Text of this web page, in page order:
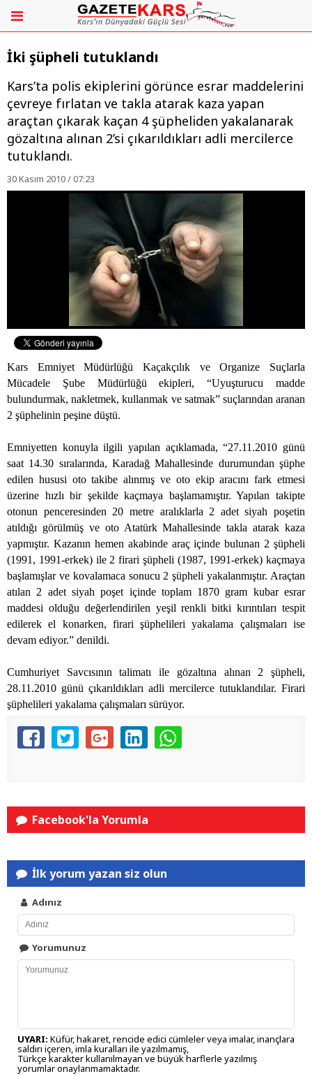
İki şüpheli tutuklandı
Kars’ta polis ekiplerini görünce esrar maddelerini
çevreye fırlatan ve takla atarak kaza yapan
araçtan çıkarak kaçan 4 şüpheliden yakalanarak
gözaltına alınan 2’si çıkarıldıkları adli mercilerce
tutuklandı.
30 Kasım 2010 / 07:23
Kars Emniyet Müdürlüğü Kaçakçılık ve Organize Suçlarla
Mücadele Şube Müdürlüğü ekipleri, “Uyuşturucu madde
bulundurmak, nakletmek, kullanmak ve satmak” suçlarından aranan
2 şüphelinin peşine düştü.
Emniyetten konuyla ilgili yapılan açıklamada, “27.11.2010 günü
saat 14.30 sıralarında, Karadağ Mahallesinde durumundan şüphe
edilen hususi oto takibe alınmış ve oto ekip aracını fark etmesi
üzerine hızlı bir şekilde kaçmaya başlamamıştır. Yapılan takipte
otonun penceresinden 20 metre aralıklarla 2 adet siyah poşetin
atıldığı görülmüş ve oto Atatürk Mahallesinde takla atarak kaza
yapmıştır. Kazanın hemen akabinde araç içinde bulunan 2 şüpheli
(1991, 1991-erkek) ile 2 firari şüpheli (1987, 1991-erkek) kaçmaya
başlamışlar ve kovalamaca sonucu 2 şüpheli yakalanmıştır. Araçtan
atılan 2 adet siyah poşet içinde toplam 1870 gram kubar esrar
maddesi olduğu değerlendirilen yeşil renkli bitki kırıntıları tespit
edilerek el konarken, firari şüphelileri yakalama çalışmaları ise
devam ediyor.” denildi.
Cumhuriyet Savcısının talimatı ile gözaltına alınan 2 şüpheli,
28.11.2010 günü çıkarıldıkları adli mercilerce tutuklandılar. Firari
şüphelileri yakalama çalışmaları sürüyor.
Facebook'la Yorumla
İlk yorum yazan siz olun
Adınız
Yorumunuz
UYARI: Küfür, hakaret, rencide edici cümleler veya imalar, inançlara
saldırı içeren, imla kuralları ile yazılmamış,
Türkçe karakter kullanılmayan ve büyük harflerle yazılmış
yorumlar onaylanmamaktadır.